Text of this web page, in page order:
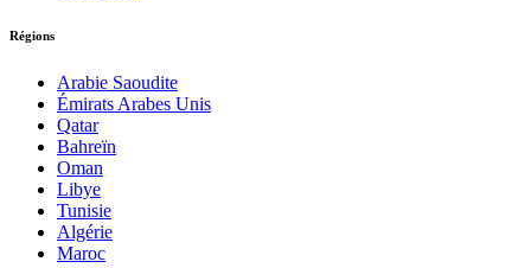
Régions
Arabie Saoudite
Émirats Arabes Unis
Qatar
Bahreïn
Oman
Libye
Tunisie
Algérie
Maroc